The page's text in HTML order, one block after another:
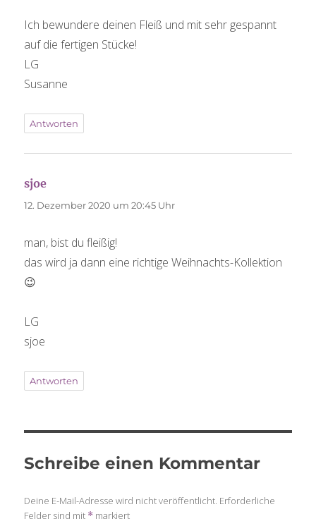
Ich bewundere deinen Fleiß und mit sehr gespannt
auf die fertigen Stücke!
LG
Susanne
Antworten
sjoe
12. Dezember 2020 um 20:45 Uhr
man, bist du fleißig!
das wird ja dann eine richtige Weihnachts-Kollektion
😉
LG
sjoe
Antworten
Schreibe einen Kommentar
Deine E-Mail-Adresse wird nicht veröffentlicht. Erforderliche
Felder sind mit * markiert